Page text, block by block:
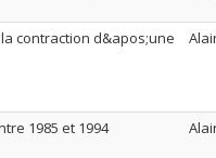
contraction d&apos;une
1985 et 1994